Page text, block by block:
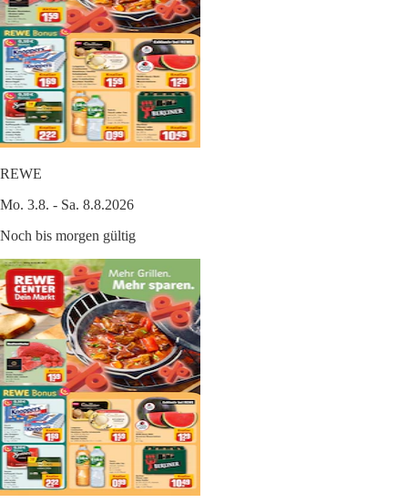
REWE
Mo. 3.8. - Sa. 8.8.2026
Noch bis morgen gültig